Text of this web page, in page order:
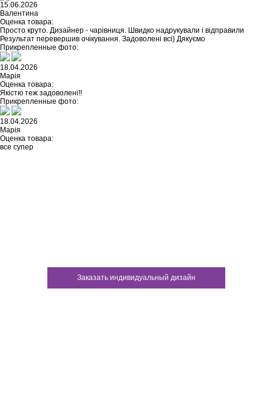
15.06.2026
Валентина
Оценка товара:
Просто круто. Дизайнер - чарівниця. Швидко надрукували і відправили
Результат перевершив очікування. Задоволені всі) Дякуємо
Прикрепленные фото:
18.04.2026
Марія
Оценка товара:
Якістю теж задоволені!!
Прикрепленные фото:
18.04.2026
Марія
Оценка товара:
все супер
Заказать индивидуальный дизайн